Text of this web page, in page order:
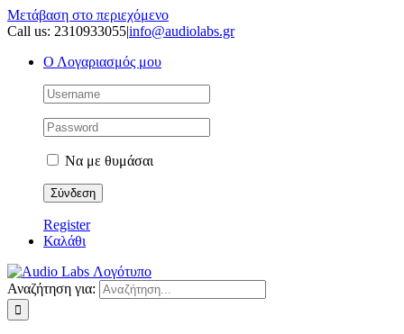
Μετάβαση στο περιεχόμενο
Call us: 2310933055|info@audiolabs.gr
Ο Λογαριασμός μου
Να με θυμάσαι
Register
Καλάθι
Αναζήτηση για: